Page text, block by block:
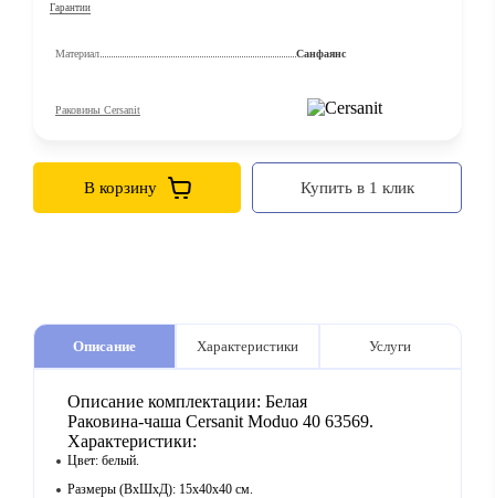
Гарантии
Материал Санфаянс
Раковины Cersanit
В корзину Купить в 1 клик
Описание Характеристики Услуги
Описание комплектации: Белая
Раковина-чаша Cersanit Moduo 40 63569.
Характеристики:
Цвет: белый.
Размеры (ВхШхД): 15х40x40 см.